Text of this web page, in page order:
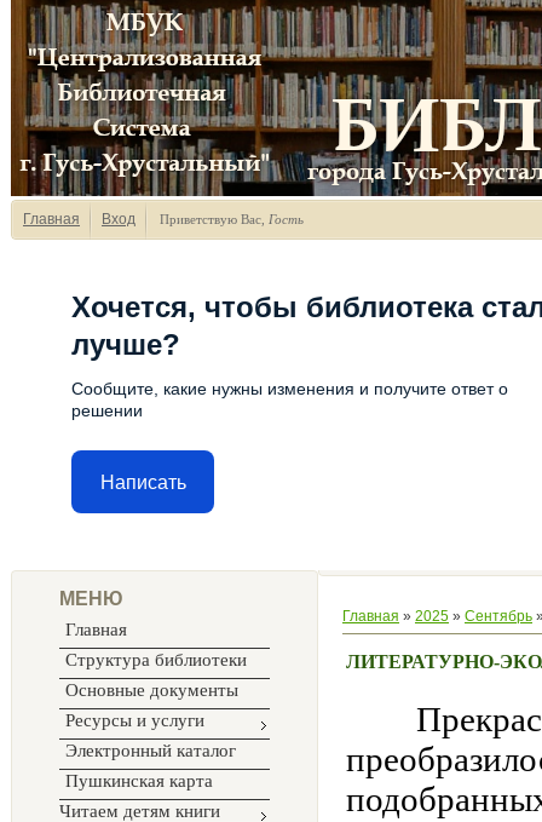
Главная Вход Приветствую Вас Гость
Хочется, чтобы библиотека
лучше?
Сообщите, какие нужны изменения и получите ответ о
решении
Написать
МЕНЮ
Главная
Структура библиотеки
Основные документы
Ресурсы и услуги
Электронный каталог
Пушкинская карта
Читаем детям книги
Главная » 2025 » Сентябрь
ЛИТЕРАТУРНО-